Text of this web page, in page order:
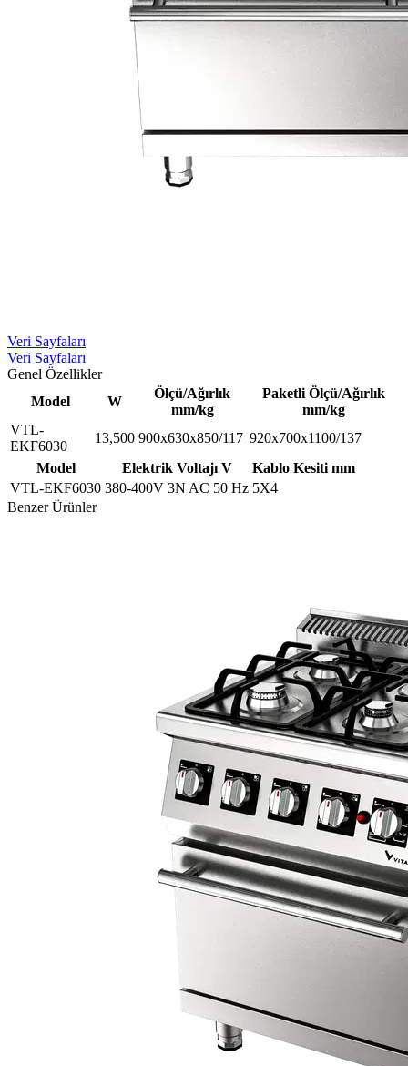
Veri Sayfaları
Veri Sayfaları
Genel Özellikler
Model
W
Ölçü/Ağırlık
mm/kg
Paketli Ölçü/Ağırlık
mm/kg
VTL-
EKF6030
13,500 900x630x850/117 920x700x1100/137
Model
Elektrik Voltajı V
Kablo Kesiti mm
VTL-EKF6030 380-400V 3N AC 50 Hz 5X4
Benzer Ürünler